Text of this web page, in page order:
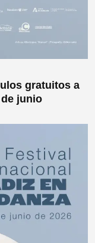
gratuitos a
junio